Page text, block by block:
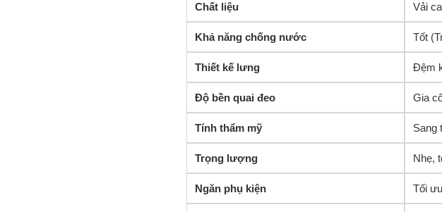
Chất liệu Vải
Khả năng chống nước Tốt
Thiết kế lưng Đệm
Độ bền quai đeo Gia
Tính thẩm mỹ Sang
Trọng lượng Nhẹ,
Ngăn phụ kiện Tối